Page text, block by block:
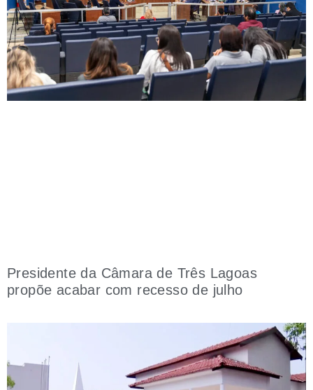
Presidente da Câmara de Três Lagoas
propõe acabar com recesso de julho